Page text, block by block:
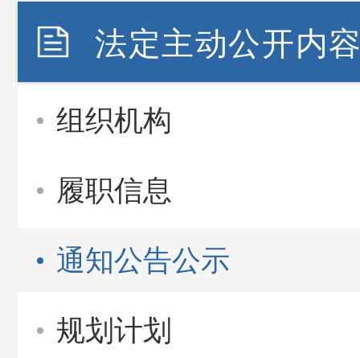
法定主动公开内
组织机构
履职信息
通知公告公示
规划计划